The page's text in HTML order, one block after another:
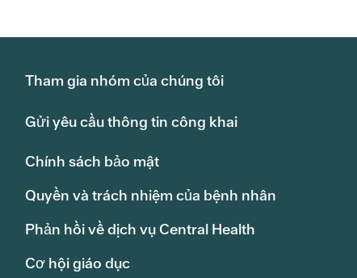
Tham gia nhóm của chúng tôi
Gửi yêu cầu thông tin công khai
Chính sách bảo mật
Quyền và trách nhiệm của bệnh nhân
Phản hồi về dịch vụ Central Health
Cơ hội giáo dục